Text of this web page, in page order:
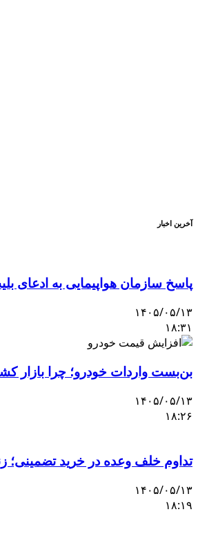
آخرین اخبار
پاسخ سازمان هواپیمایی به ادعای بلیت ۲۱ میلیون تومانی
۱۴۰۵/۰۵/۱۳
۱۸:۳۱
بن‌بست واردات خودرو؛ چرا بازار کشش خودروهای
۱۴۰۵/۰۵/۱۳
۱۸:۲۶
تداوم خلف وعده در خرید
۱۴۰۵/۰۵/۱۳
۱۸:۱۹